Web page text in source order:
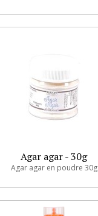
Agar agar - 30g
Agar agar en poudre 30g